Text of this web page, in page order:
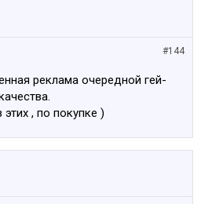
#144
реклама очередной гей-
, по покупке )